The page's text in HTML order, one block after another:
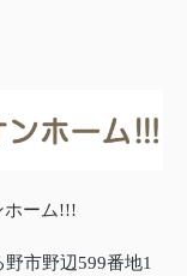
ホーム!!!
市野辺599番地1